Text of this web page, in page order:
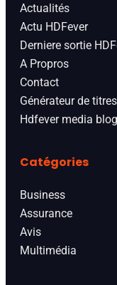
Actualités
Actu HDFever
Derniere sortie
A Propros
Contact
Générateur de
Hdfever media blog
Catégories
Business
Assurance
Avis
Multimédia